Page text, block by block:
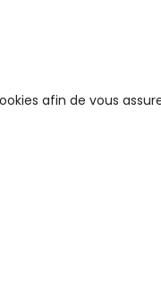
afin de vous